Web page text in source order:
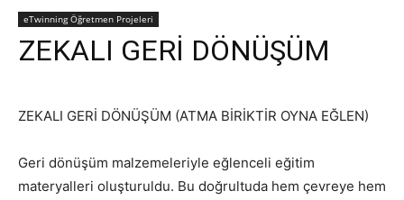
eTwinning Öğretmen Projeleri
ZEKALI GERİ DÖNÜŞÜM
ZEKALI GERİ DÖNÜŞÜM (ATMA BİRİKTİR OYNA EĞLEN)
Geri dönüşüm malzemeleriyle eğlenceli eğitim
materyalleri oluşturuldu. Bu doğrultuda hem çevreye hem